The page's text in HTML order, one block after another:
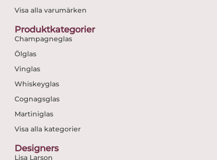
Visa alla varumärken
Produktkategorier
Champagneglas
Ölglas
Vinglas
Whiskeyglas
Cognagsglas
Martiniglas
Visa alla kategorier
Designers
Lisa Larson